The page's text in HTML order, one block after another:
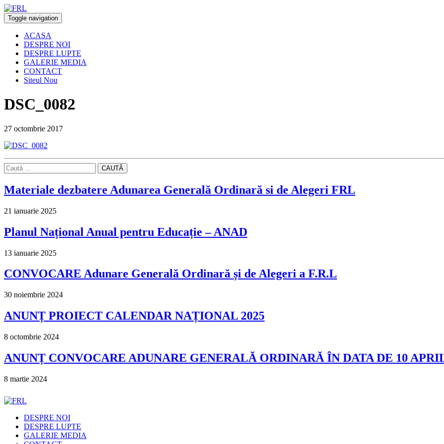
Toggle navigation
ACASA
DESPRE NOI
DESPRE LUPTE
GALERIE MEDIA
CONTACT
Siteul Nou
DSC_0082
27 octombrie 2017
CAUTĂ
Materiale dezbatere Adunarea Generală Ordinară si de Alegeri FRL
21 ianuarie 2025
Planul Național Anual pentru Educație – ANAD
13 ianuarie 2025
CONVOCARE Adunare Generală Ordinară și de Alegeri a F.R.L
30 noiembrie 2024
ANUNȚ PROIECT CALENDAR NAȚIONAL 2025
8 octombrie 2024
ANUNȚ CONVOCARE ADUNARE GENERALĂ ORDINARĂ ÎN DATA DE 10
8 martie 2024
DESPRE NOI
DESPRE LUPTE
GALERIE MEDIA